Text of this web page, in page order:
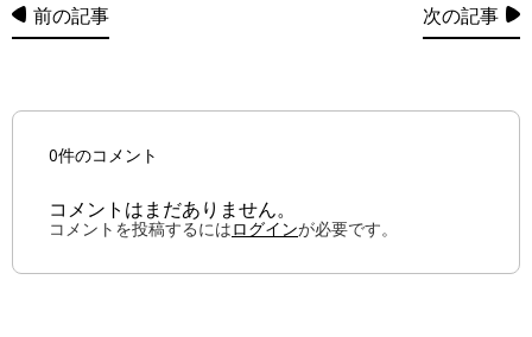
前の記事 次の記事
0件のコメント
コメントはまだありません。
コメントを投稿するにはログインが必要です。